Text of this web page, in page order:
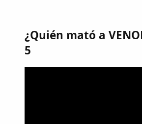
¿Quién mató a
5